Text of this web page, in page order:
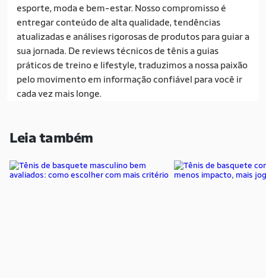
Leia também
esporte, moda e bem-estar. Nosso compromisso é
entregar conteúdo de alta qualidade, tendências
atualizadas e análises rigorosas de produtos para guiar a
sua jornada. De reviews técnicos de tênis a guias
práticos de treino e lifestyle, traduzimos a nossa paixão
pelo movimento em informação confiável para você ir
cada vez mais longe.